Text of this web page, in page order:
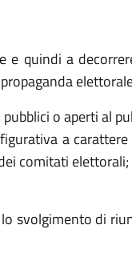
e quindi a
o aperti al
a
comitati elettorali;
svolgimento di